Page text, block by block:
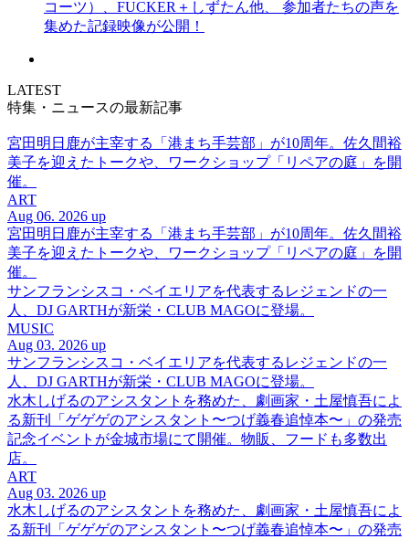
コーツ）、FUCKER＋しずたん他、 参加者たちの声を
集めた記録映像が公開！
LATEST
特集・ニュースの最新記事
宮田明日鹿が主宰する「港まち手芸部」が10周年。佐久間裕
美子を迎えたトークや、ワークショップ「リペアの庭」を開
催。
ART
Aug 06. 2026 up
宮田明日鹿が主宰する「港まち手芸部」が10周年。佐久間裕
美子を迎えたトークや、ワークショップ「リペアの庭」を開
催。
サンフランシスコ・ベイエリアを代表するレジェンドの一
人、DJ GARTHが新栄・CLUB MAGOに登場。
MUSIC
Aug 03. 2026 up
サンフランシスコ・ベイエリアを代表するレジェンドの一
人、DJ GARTHが新栄・CLUB MAGOに登場。
水木しげるのアシスタントを務めた、劇画家・土屋慎吾によ
る新刊「ゲゲゲのアシスタント〜つげ義春追悼本〜」の発売
記念イベントが金城市場にて開催。物販、フードも多数出
店。
ART
Aug 03. 2026 up
水木しげるのアシスタントを務めた、劇画家・土屋慎吾によ
る新刊「ゲゲゲのアシスタント〜つげ義春追悼本〜」の発売